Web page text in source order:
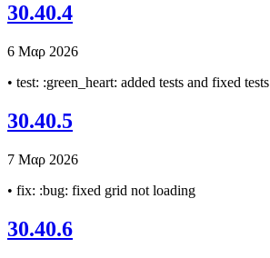
30.40.4
6 Μαρ 2026
• test: :green_heart: added tests and fixed tests
30.40.5
7 Μαρ 2026
• fix: :bug: fixed grid not loading
30.40.6